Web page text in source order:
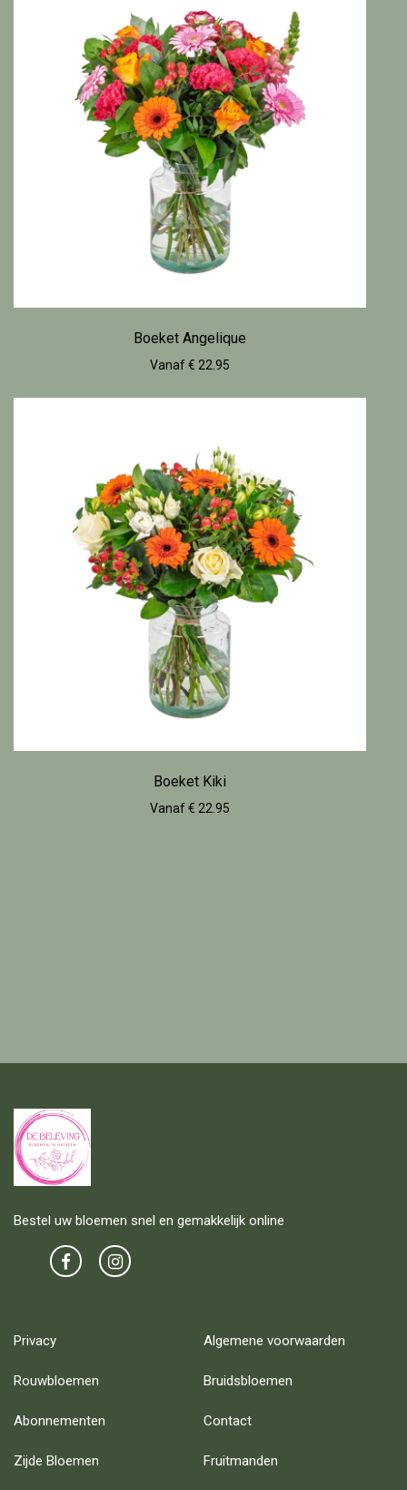
Boeket Angelique
Vanaf € 22.95
Boeket Kiki
Vanaf € 22.95
Bestel uw bloemen snel en gemakkelijk online
Privacy Algemene voorwaarden
Rouwbloemen Bruidsbloemen
Abonnementen Contact
Zijde Bloemen Fruitmanden